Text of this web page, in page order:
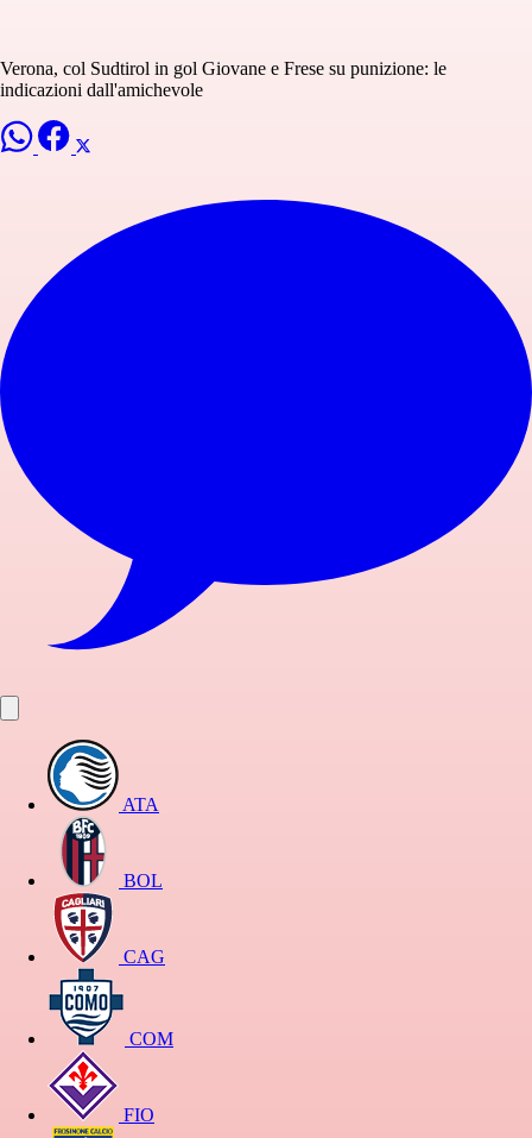
Verona, col Sudtirol in gol Giovane e Frese su punizione: le
indicazioni dall'amichevole
ATA
BOL
CAG
COM
FIO